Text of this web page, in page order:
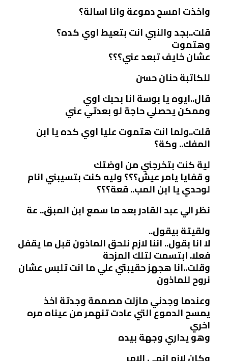
واخذت امسح دموعة وانا اسالة؟
قلت..بجد والنبي انت بتعيط اوي كده؟
وهتموت
عشان خايف تبعد عني؟؟؟
للكاتبة حنان حسن
قال..ايوه يا بوسة انا بحبك اوي
وممكن يحصلي حاجة لو بعدتي عني
قلت..ولما انت هتموت عليا اوي كده يا ابن
المفك.. وكة؟
لية كنت بتخرجني من اوضتك
و قفايا يامر عيش؟؟؟ وليه كنت بتسيبني انام
لوحدي يا ابن المب.. قعة؟؟؟
نظر الي عبد القادر بعد ما سمع ابن المبق.. عة
ولقيتة بيقول..
لا انا بقول.. اننا لازم نلحق الماذون قبل ما يقفل
فعلا. ابتسمت لتلك المزحة
وقلت..انا هجهز حقيبتي علي ما انت تلبس عشان
نروح للماذون
وعندما وجدني مازلت مصممة وجدتة اخذ
يمسح الدموع التي عادت تنهمر من عيناه مره
اخري
وهو يداري وجهة بيده